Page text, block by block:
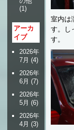
室内は
す。し
す。
(1)
アーカ
イブ
2026年
7月 (4)
2026年
6月 (7)
2026年
5月 (6)
2026年
4月 (3)